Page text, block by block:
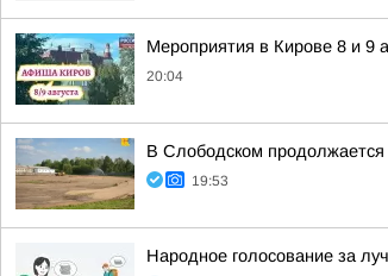
Мероприятия в Кирове 8 и 9
20:04
В Слободском продолжается
19:53
Народное голосование за